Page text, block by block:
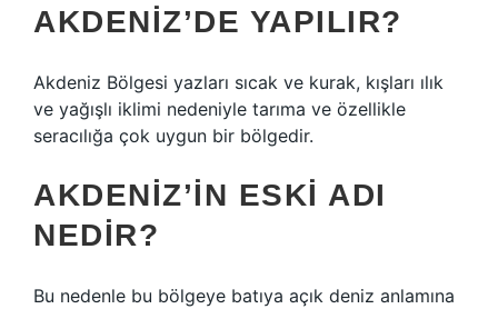
AKDENIZ’DE YAPILIR?
Akdeniz Bölgesi yazları sıcak ve kurak, kışları ılık
ve yağışlı iklimi nedeniyle tarıma ve özellikle
seracılığa çok uygun bir bölgedir.
AKDENIZ’IN ESKI ADI
NEDIR?
Bu nedenle bu bölgeye batıya açık deniz anlamına